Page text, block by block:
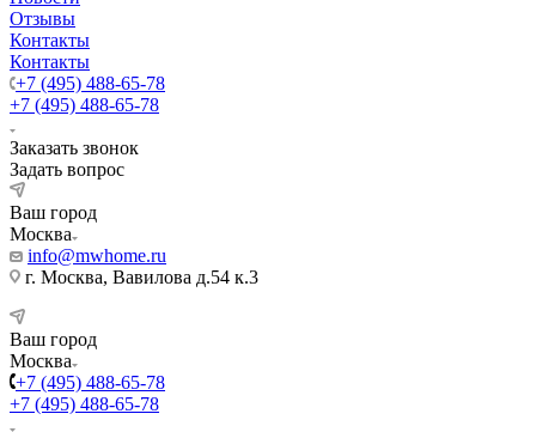
Отзывы
Контакты
Контакты
+7 (495) 488-65-78
+7 (495) 488-65-78
Заказать звонок
Задать вопрос
Ваш город
Москва
info@mwhome.ru
г. Москва, Вавилова д.54 к.3
Ваш город
Москва
+7 (495) 488-65-78
+7 (495) 488-65-78